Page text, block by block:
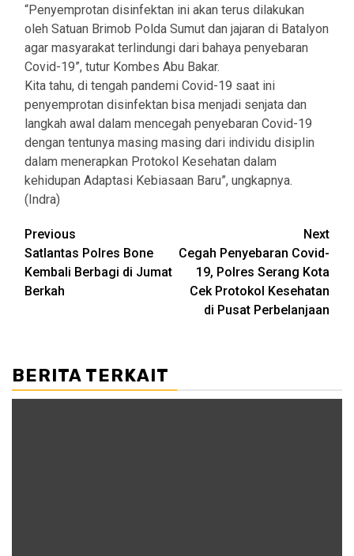
“Penyemprotan disinfektan ini akan terus dilakukan
oleh Satuan Brimob Polda Sumut dan jajaran di Batalyon
agar masyarakat terlindungi dari bahaya penyebaran
Covid-19”, tutur Kombes Abu Bakar.
Kita tahu, di tengah pandemi Covid-19 saat ini
penyemprotan disinfektan bisa menjadi senjata dan
langkah awal dalam mencegah penyebaran Covid-19
dengan tentunya masing masing dari individu disiplin
dalam menerapkan Protokol Kesehatan dalam
kehidupan Adaptasi Kebiasaan Baru”, ungkapnya.
(Indra)
Post
navigation
Previous
Satlantas Polres Bone
Kembali Berbagi di Jumat
Berkah
Next
Cegah Penyebaran Covid-
19, Polres Serang Kota
Cek Protokol Kesehatan
di Pusat Perbelanjaan
BERITA TERKAIT